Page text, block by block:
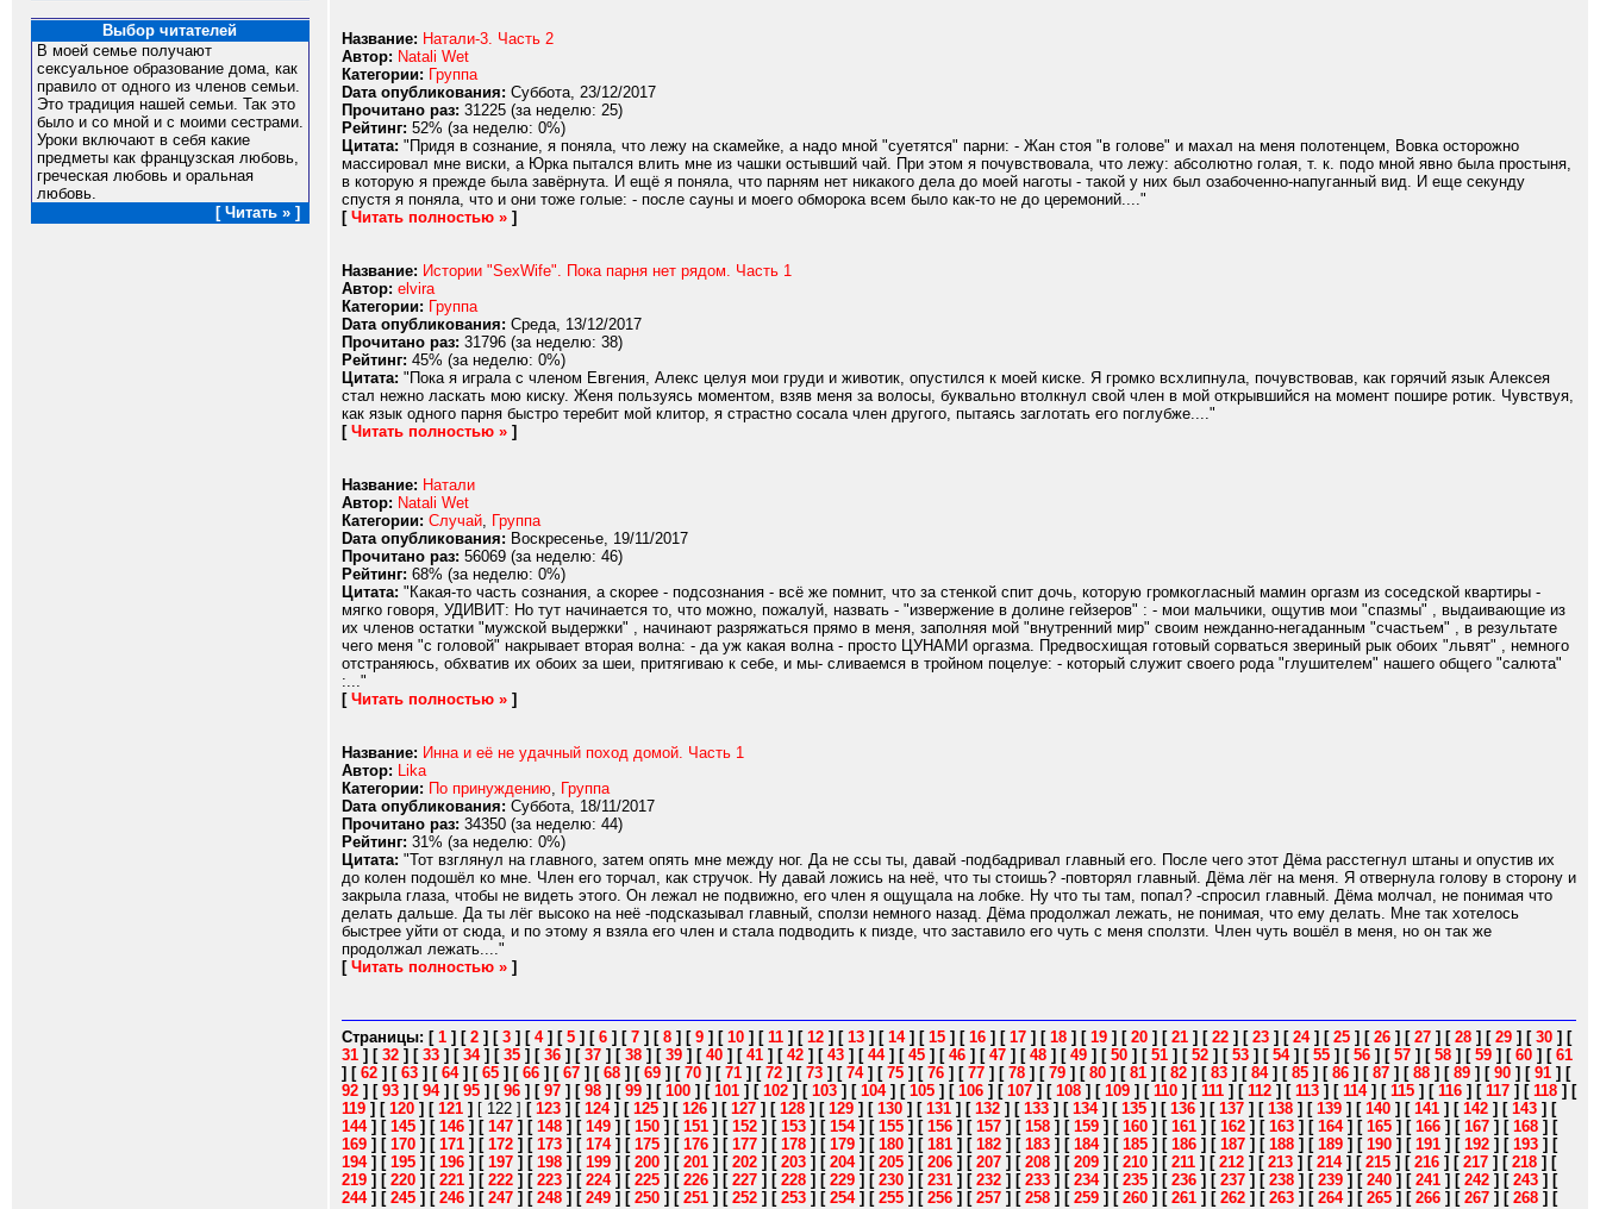
Выбор читателей
В моей семье получают
сексуальное образование дома, как
правило от одного из членов семьи.
Это традиция нашей семьи. Так это
было и со мной и с моими сестрами.
Уроки включают в себя какие
предметы как французская любовь,
греческая любовь и оральная
любовь.
[ Читать » ]
Название: Натали-3. Часть 2
Автор: Natali Wet
Категории: Группа
Dата опубликования: Суббота, 23/12/2017
Прочитано раз: 31225 (за неделю: 25)
Рейтинг: 52% (за неделю: 0%)
Цитата: "Придя в сознание, я поняла, что лежу на скамейке, а надо мной "суетятся" парни: - Жан стоя "в голове" и махал на меня полотенцем, Вовка осторожно
массировал мне виски, а Юрка пытался влить мне из чашки остывший чай. При этом я почувствовала, что лежу: абсолютно голая, т. к. подо мной явно была простыня,
в которую я прежде была завёрнута. И ещё я поняла, что парням нет никакого дела до моей наготы - такой у них был озабоченно-напуганный вид. И еще секунду
спустя я поняла, что и они тоже голые: - после сауны и моего обморока всем было как-то не до церемоний...."
[ Читать полностью » ]
Название: Истории "SexWife". Пока парня нет рядом. Часть 1
Автор: elvira
Категории: Группа
Dата опубликования: Среда, 13/12/2017
Прочитано раз: 31796 (за неделю: 38)
Рейтинг: 45% (за неделю: 0%)
Цитата: "Пока я играла с членом Евгения, Алекс целуя мои груди и животик, опустился к моей киске. Я громко всхлипнула, почувствовав, как горячий язык Алексея
стал нежно ласкать мою киску. Женя пользуясь моментом, взяв меня за волосы, буквально втолкнул свой член в мой открывшийся на момент пошире ротик. Чувствуя,
как язык одного парня быстро теребит мой клитор, я страстно сосала член другого, пытаясь заглотать его поглубже...."
[ Читать полностью » ]
Название: Натали
Автор: Natali Wet
Категории: Случай, Группа
Dата опубликования: Воскресенье, 19/11/2017
Прочитано раз: 56069 (за неделю: 46)
Рейтинг: 68% (за неделю: 0%)
Цитата: "Какая-то часть сознания, а скорее - подсознания - всё же помнит, что за стенкой спит дочь, которую громкогласный мамин оргазм из соседской квартиры -
мягко говоря, УДИВИТ: Но тут начинается то, что можно, пожалуй, назвать - "извержение в долине гейзеров" : - мои мальчики, ощутив мои "спазмы" , выдаивающие из
их членов остатки "мужской выдержки" , начинают разряжаться прямо в меня, заполняя мой "внутренний мир" своим нежданно-негаданным "счастьем" , в результате
чего меня "с головой" накрывает вторая волна: - да уж какая волна - просто ЦУНАМИ оргазма. Предвосхищая готовый сорваться звериный рык обоих "львят" , немного
отстраняюсь, обхватив их обоих за шеи, притягиваю к себе, и мы- сливаемся в тройном поцелуе: - который служит своего рода "глушителем" нашего общего "салюта"
:..."
[ Читать полностью » ]
Название: Инна и её не удачный поход домой. Часть 1
Автор: Lika
Категории: По принуждению, Группа
Dата опубликования: Суббота, 18/11/2017
Прочитано раз: 34350 (за неделю: 44)
Рейтинг: 31% (за неделю: 0%)
Цитата: "Тот взглянул на главного, затем опять мне между ног. Да не ссы ты, давай -подбадривал главный его. После чего этот Дёма расстегнул штаны и опустив их
до колен подошёл ко мне. Член его торчал, как стручок. Ну давай ложись на неё, что ты стоишь? -повторял главный. Дёма лёг на меня. Я отвернула голову в сторону и
закрыла глаза, чтобы не видеть этого. Он лежал не подвижно, его член я ощущала на лобке. Ну что ты там, попал? -спросил главный. Дёма молчал, не понимая что
делать дальше. Да ты лёг высоко на неё -подсказывал главный, сползи немного назад. Дёма продолжал лежать, не понимая, что ему делать. Мне так хотелось
быстрее уйти от сюда, и по этому я взяла его член и стала подводить к пизде, что заставило его чуть с меня сползти. Член чуть вошёл в меня, но он так же
продолжал лежать...."
[ Читать полностью » ]
Страницы: [ 1 ] [ 2 ] [ 3 ] [ 4] [ 5 ] [ 6 ] [ 7 ] [ 8 ] [ 9 ] [ 10 ] [ 11 ] [ 12 ] [ 13 ] [ 14] [ 15 ] [ 16 ] [ 17 ] [ 18 ] [ 19 ] [ 20 ] [ 21 ] [ 22 ] [ 23 ] [ 24] [ 25 ] [ 26 ] [ 27 ] [ 28 ] [ 29 ] [ 30 ] [
31 ] [ 32 ] [ 33 ] [ 34] [ 35 ] [ 36 ] [ 37 ] [ 38 ] [ 39 ] [ 40 ] [ 41 ] [ 42 ] [ 43 ] [ 44] [ 45 ] [ 46 ] [ 47 ] [ 48 ] [ 49 ] [ 50 ] [ 51 ] [ 52 ] [ 53 ] [ 54] [ 55 ] [ 56 ] [ 57 ] [ 58 ] [ 59 ] [ 60 ] [ 61
] [ 62 ] [ 63 ] [ 64] [ 65 ] [ 66 ] [ 67 ] [ 68 ] [ 69 ] [ 70 ] [ 71 ] [ 72 ] [ 73 ] [ 74] [ 75 ] [ 76 ] [ 77 ] [ 78 ] [ 79 ] [ 80 ] [ 81 ] [ 82 ] [ 83 ] [ 84] [ 85 ] [ 86 ] [ 87 ] [ 88 ] [ 89 ] [ 90 ] [ 91 ] [
92 ] [ 93 ] [ 94] [ 95 ] [ 96 ] [ 97 ] [ 98 ] [ 99 ] [ 100 ] [ 101 ] [ 102 ] [ 103 ] [ 104] [ 105 ] [ 106 ] [ 107 ] [ 108 ] [ 109 ] [ 110 ] [ 111 ] [ 112 ] [ 113 ] [ 114] [ 115 ] [ 116 ] [ 117 ] [ 118 ] [
119 ] [ 120 ] [ 121 ] [ 122 ] [ 123 ] [ 124] [ 125 ] [ 126 ] [ 127 ] [ 128 ] [ 129 ] [ 130 ] [ 131 ] [ 132 ] [ 133 ] [ 134] [ 135 ] [ 136 ] [ 137 ] [ 138 ] [ 139 ] [ 140 ] [ 141 ] [ 142 ] [ 143 ] [
144] [ 145 ] [ 146 ] [ 147 ] [ 148 ] [ 149 ] [ 150 ] [ 151 ] [ 152 ] [ 153 ] [ 154] [ 155 ] [ 156 ] [ 157 ] [ 158 ] [ 159 ] [ 160 ] [ 161 ] [ 162 ] [ 163 ] [ 164] [ 165 ] [ 166 ] [ 167 ] [ 168 ] [
169 ] [ 170 ] [ 171 ] [ 172 ] [ 173 ] [ 174] [ 175 ] [ 176 ] [ 177 ] [ 178 ] [ 179 ] [ 180 ] [ 181 ] [ 182 ] [ 183 ] [ 184] [ 185 ] [ 186 ] [ 187 ] [ 188 ] [ 189 ] [ 190 ] [ 191 ] [ 192 ] [ 193 ] [
194] [ 195 ] [ 196 ] [ 197 ] [ 198 ] [ 199 ] [ 200 ] [ 201 ] [ 202 ] [ 203 ] [ 204] [ 205 ] [ 206 ] [ 207 ] [ 208 ] [ 209 ] [ 210 ] [ 211 ] [ 212 ] [ 213 ] [ 214] [ 215 ] [ 216 ] [ 217 ] [ 218 ] [
219 ] [ 220 ] [ 221 ] [ 222 ] [ 223 ] [ 224] [ 225 ] [ 226 ] [ 227 ] [ 228 ] [ 229 ] [ 230 ] [ 231 ] [ 232 ] [ 233 ] [ 234] [ 235 ] [ 236 ] [ 237 ] [ 238 ] [ 239 ] [ 240 ] [ 241 ] [ 242 ] [ 243 ] [
244] [ 245 ] [ 246 ] [ 247 ] [ 248 ] [ 249 ] [ 250 ] [ 251 ] [ 252 ] [ 253 ] [ 254] [ 255 ] [ 256 ] [ 257 ] [ 258 ] [ 259 ] [ 260 ] [ 261 ] [ 262 ] [ 263 ] [ 264] [ 265 ] [ 266 ] [ 267 ] [ 268 ] [